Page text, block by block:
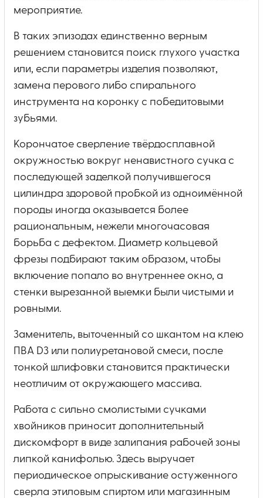
мероприятие.
В таких эпизодах единственно верным
решением становится поиск глухого участка
или, если параметры изделия позволяют,
замена перового либо спирального
инструмента на коронку с победитовыми
зубьями.
Корончатое сверление твёрдосплавной
окружностью вокруг ненавистного сучка с
последующей заделкой получившегося
цилиндра здоровой пробкой из одноимённой
породы иногда оказывается более
рациональным, нежели многочасовая
борьба с дефектом. Диаметр кольцевой
фрезы подбирают таким образом, чтобы
включение попало во внутреннее окно, а
стенки вырезанной выемки были чистыми и
ровными.
Заменитель, выточенный со шкантом на клею
ПВА D3 или полиуретановой смеси, после
тонкой шлифовки становится практически
неотличим от окружающего массива.
Работа с сильно смолистыми сучками
хвойников приносит дополнительный
дискомфорт в виде залипания рабочей зоны
липкой канифолью. Здесь выручает
периодическое опрыскивание остуженного
сверла этиловым спиртом или магазинным